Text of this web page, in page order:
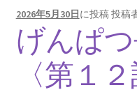
プ
2012.3.11 「原発ゼ
き」「原発ゼロへの
原発ゼロ金曜日行動
2026年5月30日に投稿投稿
げんぱ
〈第１２